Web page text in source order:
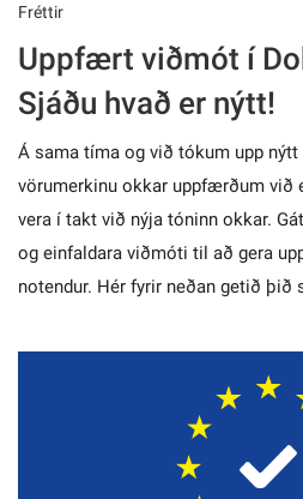
Fréttir
Uppfært viðmót í
Sjáðu hvað er nýtt!
Á sama tíma og við tókum upp
vörumerkinu okkar uppfærðum við
vera í takt við nýja tóninn okkar.
og einfaldara viðmóti til að gera
notendur. Hér fyrir neðan getið þið